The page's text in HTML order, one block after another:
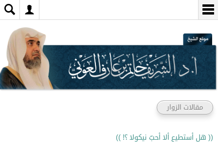
مقالات الزوار
(( هل أستطيع ألا أحبّ نيكولا ؟! ))